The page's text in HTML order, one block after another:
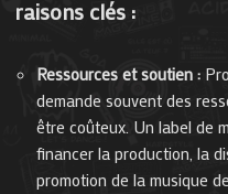
raisons clés :
Ressources et soutien :
demande souvent des
être coûteux. Un label de
financer la production, la
promotion de la musique